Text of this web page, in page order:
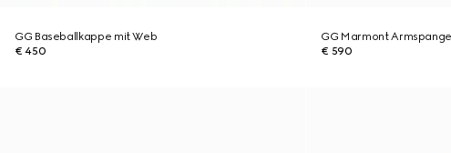
GG Baseballkappe mit Web
€ 450
GG Marmont Armspange
€ 590